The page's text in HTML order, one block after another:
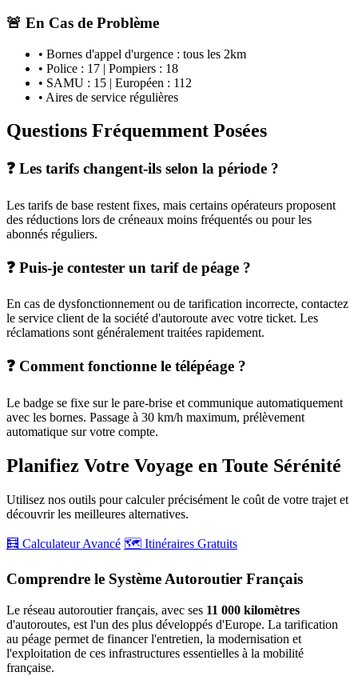
🚨 En Cas de Problème
• Bornes d'appel d'urgence : tous les 2km
• Police : 17 | Pompiers : 18
• SAMU : 15 | Européen : 112
• Aires de service régulières
Questions Fréquemment Posées
❓ Les tarifs changent-ils selon la période ?
Les tarifs de base restent fixes, mais certains opérateurs proposent
des réductions lors de créneaux moins fréquentés ou pour les
abonnés réguliers.
❓ Puis-je contester un tarif de péage ?
En cas de dysfonctionnement ou de tarification incorrecte, contactez
le service client de la société d'autoroute avec votre ticket. Les
réclamations sont généralement traitées rapidement.
❓ Comment fonctionne le télépéage ?
Le badge se fixe sur le pare-brise et communique automatiquement
avec les bornes. Passage à 30 km/h maximum, prélèvement
automatique sur votre compte.
Planifiez Votre Voyage en Toute Sérénité
Utilisez nos outils pour calculer précisément le coût de votre trajet et
découvrir les meilleures alternatives.
🧮 Calculateur Avancé 🗺️ Itinéraires Gratuits
Comprendre le Système Autoroutier Français
Le réseau autoroutier français, avec ses 11 000 kilomètres
d'autoroutes, est l'un des plus développés d'Europe. La tarification
au péage permet de financer l'entretien, la modernisation et
l'exploitation de ces infrastructures essentielles à la mobilité
française.